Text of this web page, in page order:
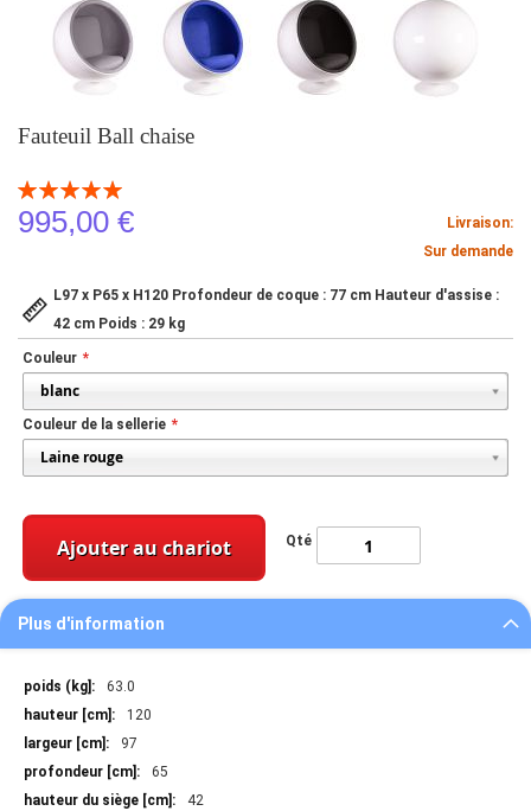
Fauteuil Ball chaise
Notation:
100
% of100
995,00 €
Livraison:
Sur demande
L97 x P65 x H120 Profondeur de coque : 77 cm Hauteur d'assise :
42 cm Poids : 29 kg
Couleur
Couleur de la sellerie
Qté
Ajouter au chariot
Plus d'information
Plus
d'information
63.0
120
97
65
42